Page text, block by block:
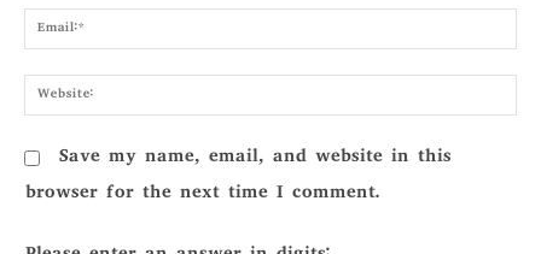
Save my name, email, and website in this
browser for the next time I comment.